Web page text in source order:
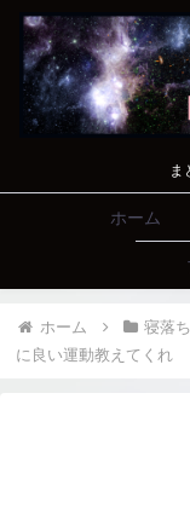
ま
ホーム
ホーム 寝落
に良い運動教えてくれ